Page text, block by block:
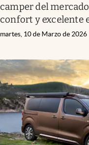
camper del
confort y excelente
martes, 10 de Marzo de 2026